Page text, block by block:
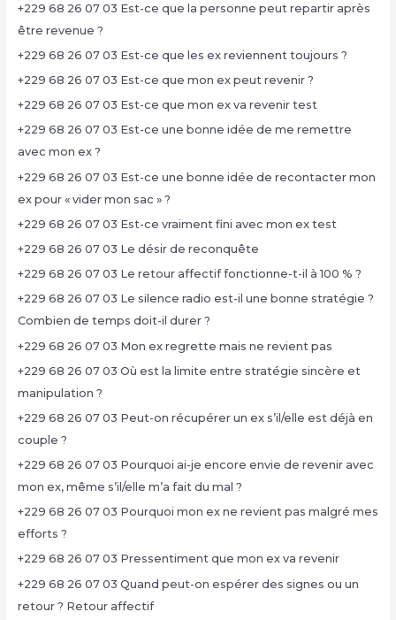
+229 68 26 07 03 Est-ce que la personne peut repartir après
être revenue ?
+229 68 26 07 03 Est-ce que les ex reviennent toujours ?
+229 68 26 07 03 Est-ce que mon ex peut revenir ?
+229 68 26 07 03 Est-ce que mon ex va revenir test
+229 68 26 07 03 Est-ce une bonne idée de me remettre
avec mon ex ?
+229 68 26 07 03 Est-ce une bonne idée de recontacter mon
ex pour « vider mon sac » ?
+229 68 26 07 03 Est-ce vraiment fini avec mon ex test
+229 68 26 07 03 Le désir de reconquête
+229 68 26 07 03 Le retour affectif fonctionne-t-il à 100 % ?
+229 68 26 07 03 Le silence radio est-il une bonne stratégie ?
Combien de temps doit-il durer ?
+229 68 26 07 03 Mon ex regrette mais ne revient pas
+229 68 26 07 03 Où est la limite entre stratégie sincère et
manipulation ?
+229 68 26 07 03 Peut-on récupérer un ex s’il/elle est déjà en
couple ?
+229 68 26 07 03 Pourquoi ai-je encore envie de revenir avec
mon ex, même s’il/elle m’a fait du mal ?
+229 68 26 07 03 Pourquoi mon ex ne revient pas malgré mes
efforts ?
+229 68 26 07 03 Pressentiment que mon ex va revenir
+229 68 26 07 03 Quand peut-on espérer des signes ou un
retour ? Retour affectif